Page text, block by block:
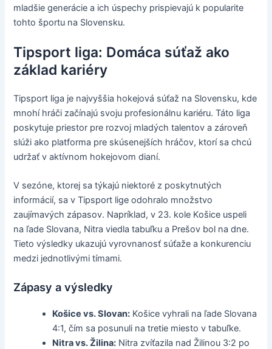
mladšie generácie a ich úspechy prispievajú k popularite
tohto športu na Slovensku.
Tipsport liga: Domáca súťaž ako
základ kariéry
Tipsport liga je najvyššia hokejová súťaž na Slovensku, kde
mnohí hráči začínajú svoju profesionálnu kariéru. Táto liga
poskytuje priestor pre rozvoj mladých talentov a zároveň
slúži ako platforma pre skúsenejších hráčov, ktorí sa chcú
udržať v aktívnom hokejovom dianí.
V sezóne, ktorej sa týkajú niektoré z poskytnutých
informácií, sa v Tipsport lige odohralo množstvo
zaujímavých zápasov. Napríklad, v 23. kole Košice uspeli
na ľade Slovana, Nitra viedla tabuľku a Prešov bol na dne.
Tieto výsledky ukazujú vyrovnanosť súťaže a konkurenciu
medzi jednotlivými tímami.
Zápasy a výsledky
Košice vs. Slovan: Košice vyhrali na ľade Slovana
4:1, čím sa posunuli na tretie miesto v tabuľke.
Nitra vs. Žilina: Nitra zvíťazila nad Žilinou 3:2 po